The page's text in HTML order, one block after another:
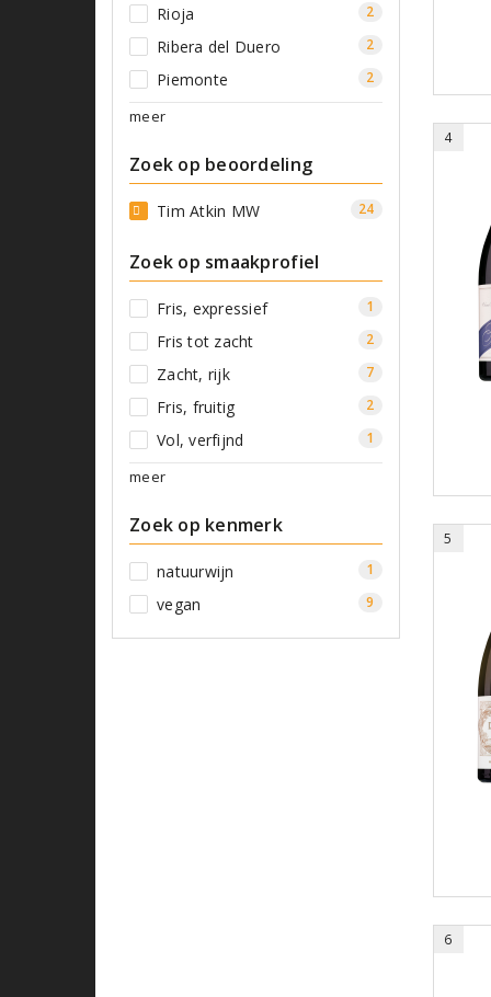
Rioja 2
Ribera del Duero 2
Piemonte 2
meer
Zoek op beoordeling
Tim Atkin MW 24
Zoek op smaakprofiel
Fris, expressief 1
Fris tot zacht 2
Zacht, rijk 7
Fris, fruitig 2
Vol, verfijnd 1
meer
Zoek op kenmerk
natuurwijn 1
vegan 9
4
5
6